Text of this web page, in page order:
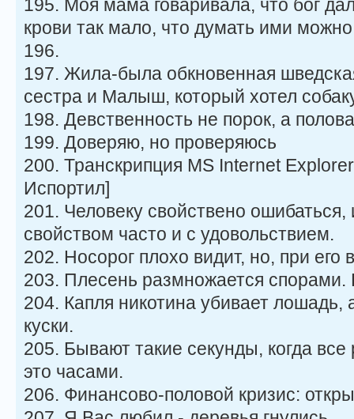
195. Моя мама говаривала, что бог
крови так мало, что думать ими
196.
197. Жила-была обкновенная
сестра и Малыш, который хотел
198. Девственность не порок, а
199. Доверяю, но проверяюсь
200. Транскрипция MS Internet
Испортил]
201. Человеку свойствено ошибаться,
свойством часто и с удовольствием.
202. Носорог плохо видит, но, при его
203. Плесень размножается спорами.
204. Капля никотина убивает лошадь,
куски.
205. Бывают такие секунды, когда
это часами.
206. Финансово-половой кризис: